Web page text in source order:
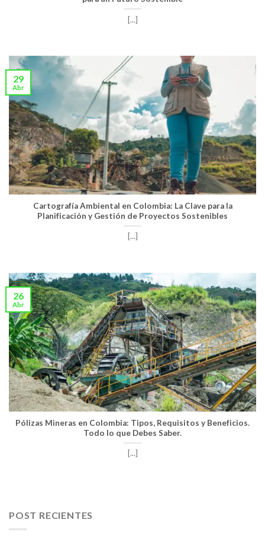
[...]
Cartografía Ambiental en Colombia: La Clave para la
Planificación y Gestión de Proyectos Sostenibles
[...]
29
Abr
Pólizas Mineras en Colombia: Tipos, Requisitos y Beneficios.
Todo lo que Debes Saber.
[...]
26
Abr
POST RECIENTES